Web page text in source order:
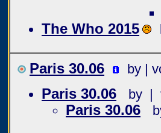
The Who 2015
Paris 30.06 by |
Paris 30.06 by |
Paris 30.06